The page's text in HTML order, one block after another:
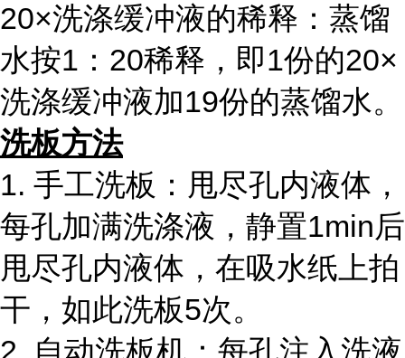
20×洗涤缓冲液的稀释：蒸馏
水按1：20稀释，即1份的20×
洗涤缓冲液加19份的蒸馏水。
洗板方法
1. 手工洗板：甩尽孔内液体，
每孔加满洗涤液，静置1min后
甩尽孔内液体，在吸水纸上拍
干，如此洗板5次。
2. 自动洗板机：每孔注入洗液